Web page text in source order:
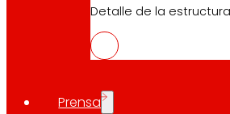
Detalle de la
Prensa